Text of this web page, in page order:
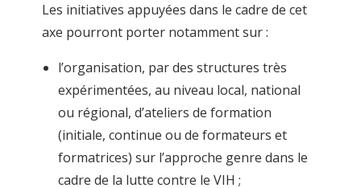
Les initiatives appuyées dans le cadre de cet
axe pourront porter notamment sur :
l’organisation, par des structures très
expérimentées, au niveau local, national
ou régional, d’ateliers de formation
(initiale, continue ou de formateurs et
formatrices) sur l’approche genre dans le
cadre de la lutte contre le VIH ;